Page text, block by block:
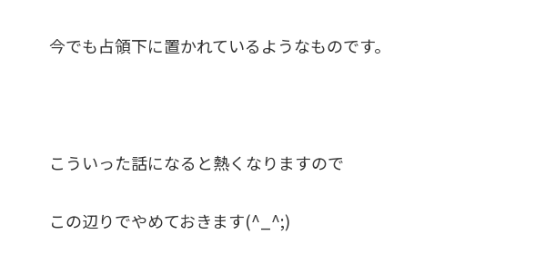
今でも占領下に置かれているようなものです。
こういった話になると熱くなりますので
この辺りでやめておきます(^_^;)